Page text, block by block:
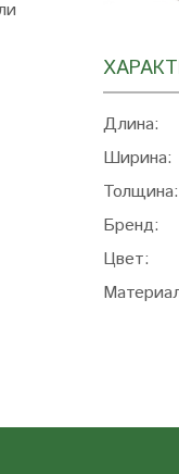
Длина:
Ширина:
Толщина:
Бренд:
Цвет: